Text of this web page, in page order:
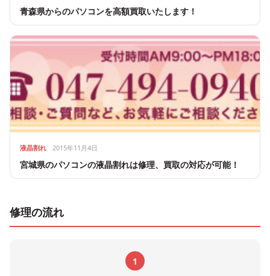
青森県からのパソコンを高額買取いたします！
液晶割れ 2015年11月4日
宮城県のパソコンの液晶割れは修理、買取の対応が可能！
修理の流れ
1